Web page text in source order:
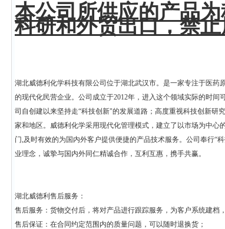
本公司所供应的产品
科研和外贸出口，禁
湖北威德利化学科技有限公司位于湖北武汉市。是一家专注于医
的现代化民营企业。公司成立于2012年，进入这个领域实际的时
司自创建以来坚持走“科技创新"的发展道路；高度重视科技创新研
家和地区。威德利化学采用现代化管理模式，建立了以市场为中
门,及时有效的为国内外客户提供便捷的产品技术服务。公司奉行“
业理念，诚挚与国内外同仁精诚合作，互利互惠，携手共赢。
湖北威德利售后服务：
售后服务：货物交付后，将对产品进行跟踪服务，为客户系统建档
售后保证：在合同约定范围内的质量问题，可以随时退换货；